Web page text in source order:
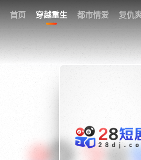
首页 穿越重生 都市情爱 复仇
我的观影记录